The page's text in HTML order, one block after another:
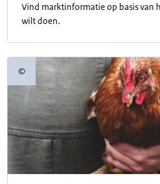
Vind marktinformatie op basis van
wilt doen.
©Copyrightinformatie